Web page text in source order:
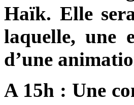
Haïk. Elle
laquelle, une
d’une
A 15h : Une